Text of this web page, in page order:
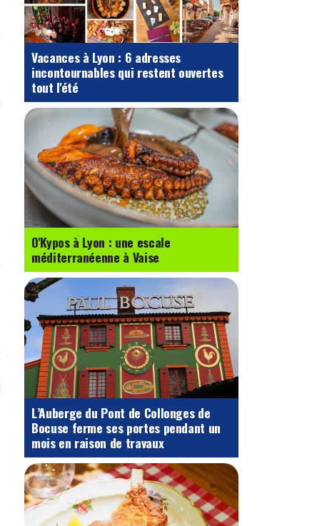
Vacances à Lyon : 6 adresses
incontournables qui restent ouvertes
tout l'été
O'Kypos à Lyon : une escale
méditerranéenne à Vaise
L’Auberge du Pont de Collonges de
Bocuse ferme ses portes pendant un
mois en raison de travaux